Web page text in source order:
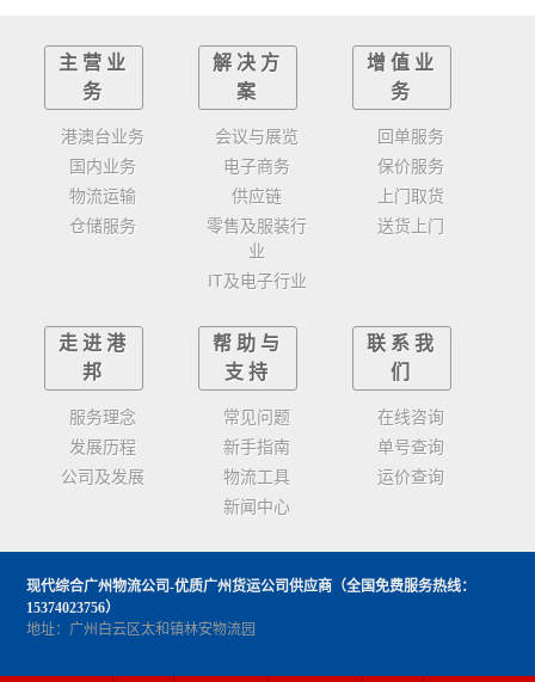
主营业
务
港澳台业务
国内业务
物流运输
仓储服务
解决方
案
会议与展览
电子商务
供应链
零售及服装行
业
IT及电子行业
增值业
务
回单服务
保价服务
上门取货
送货上门
走进港
邦
服务理念
发展历程
公司及发展
帮助与
支持
常见问题
新手指南
物流工具
新闻中心
联系我
们
在线咨询
单号查询
运价查询
现代综合广州物流公司-优质广州货运公司供应商 （全国免费服务热线：
15374023756）
地址：广州白云区太和镇林安物流园